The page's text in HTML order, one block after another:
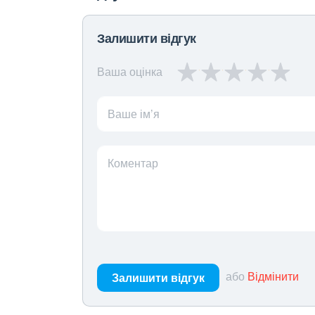
Залишити відгук
Ваша оцінка
Ваше ім’я
Коментар
Залишити відгук або Відмінити